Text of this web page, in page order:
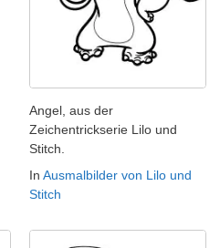
Angel, aus der
Zeichentrickserie Lilo und
Stitch.
In Ausmalbilder von Lilo und
Stitch